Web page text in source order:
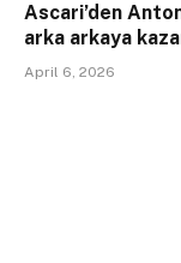
Ascari’den
arka arkaya
April 6, 2026